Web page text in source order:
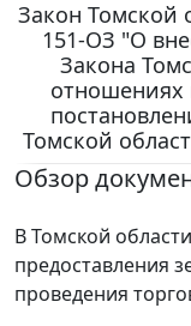
Закон Томской
151-ОЗ "О
Закона
отношениях
Томской
Обзор
В Томской
предоставления
проведения